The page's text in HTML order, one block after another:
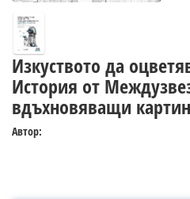
Изкуството да
История от
вдъхновяващи
Автор: